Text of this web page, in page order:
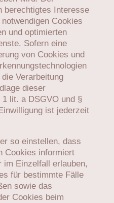
berechtigtes Interesse
Cookies
und optimierten
Sofern eine
von Cookies und
Verarbeitung
dieser
lit. a DSGVO und §
ist jederzeit
so einstellen, dass
Cookies informiert
im Einzelfall erlauben,
für bestimmte Fälle
sowie das
Cookies beim